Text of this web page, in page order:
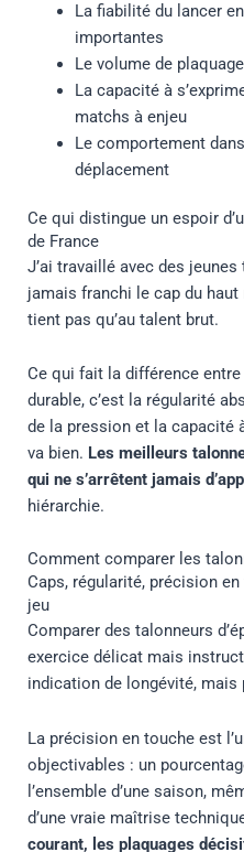
La fiabilité du lancer
importantes
Le volume de
La capacité à
matchs à enjeu
Le comportement
déplacement
Ce qui distingue un espoir
de France
J’ai travaillé avec des
jamais franchi le cap du
tient pas qu’au talent brut.
Ce qui fait la différence
durable, c’est la régularité
de la pression et la capacité
va bien. Les meilleurs
qui ne s’arrêtent jamais
hiérarchie.
Comment comparer les
Caps, régularité, précision
jeu
Comparer des talonneurs
exercice délicat mais
indication de longévité, mais
La précision en touche est
objectivables : un
l’ensemble d’une saison,
d’une vraie maîtrise
courant, les plaquages